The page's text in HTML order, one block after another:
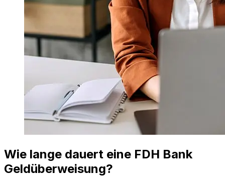
Wie lange dauert eine FDH Bank
Geldüberweisung?